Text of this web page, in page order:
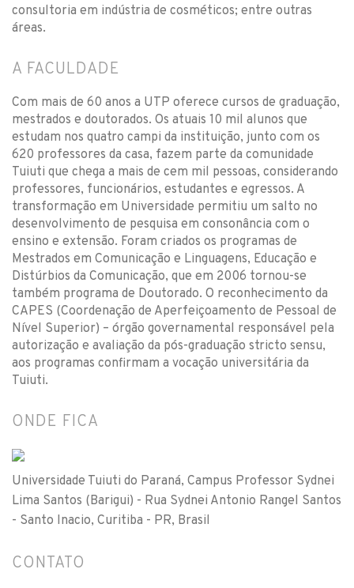
consultoria em indústria de cosméticos; entre outras
áreas.
A FACULDADE
Com mais de 60 anos a UTP oferece cursos de graduação,
mestrados e doutorados. Os atuais 10 mil alunos que
estudam nos quatro campi da instituição, junto com os
620 professores da casa, fazem parte da comunidade
Tuiuti que chega a mais de cem mil pessoas, considerando
professores, funcionários, estudantes e egressos. A
transformação em Universidade permitiu um salto no
desenvolvimento de pesquisa em consonância com o
ensino e extensão. Foram criados os programas de
Mestrados em Comunicação e Linguagens, Educação e
Distúrbios da Comunicação, que em 2006 tornou-se
também programa de Doutorado. O reconhecimento da
CAPES (Coordenação de Aperfeiçoamento de Pessoal de
Nível Superior) – órgão governamental responsável pela
autorização e avaliação da pós-graduação stricto sensu,
aos programas confirmam a vocação universitária da
Tuiuti.
ONDE FICA
Universidade Tuiuti do Paraná, Campus Professor Sydnei
Lima Santos (Barigui) - Rua Sydnei Antonio Rangel Santos
- Santo Inacio, Curitiba - PR, Brasil
CONTATO